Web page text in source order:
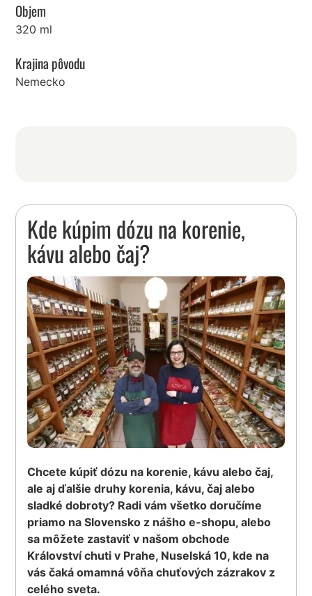
Objem
320 ml
Krajina pôvodu
Nemecko
Kde kúpim dózu na korenie,
kávu alebo čaj?
Chcete kúpiť dózu na korenie, kávu alebo čaj,
ale aj ďalšie druhy korenia, kávu, čaj alebo
sladké dobroty? Radi vám všetko doručíme
priamo na Slovensko z nášho e-shopu, alebo
sa môžete zastaviť v našom obchode
Království chuti v Prahe, Nuselská 10, kde na
vás čaká omamná vôňa chuťových zázrakov z
celého sveta.